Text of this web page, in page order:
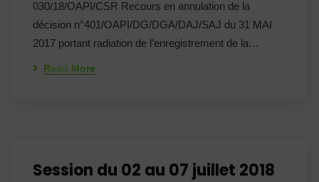
030/18/OAPI/CSR Recours en annulation de la
décision n°401/OAPI/DG/DGA/DAJ/SAJ du 31 MAI
2017 portant radiation de l’enregistrement de la…
Read More
Session du 02 au 07 juillet 2018